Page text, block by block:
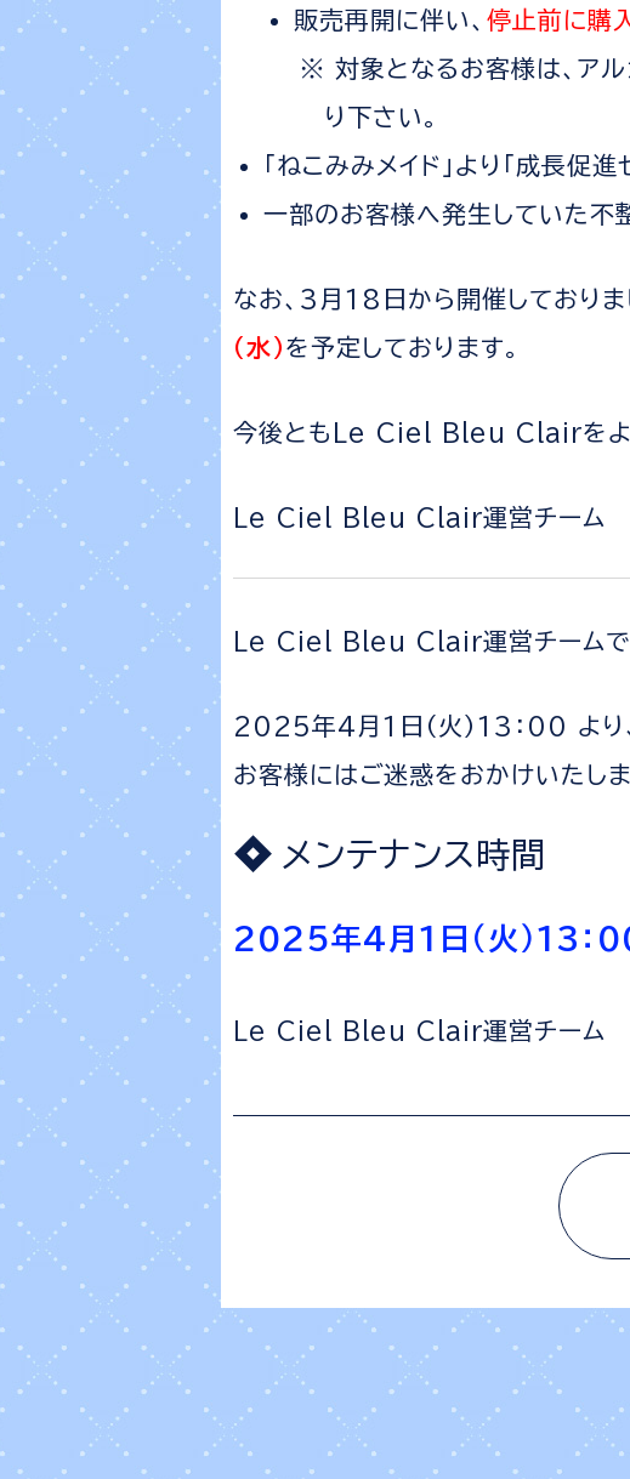
販売再開に伴い、 停止前に購
対象となるお客様は、アル
り下さい。
「ねこみみメイド」より「成長促
一部のお客様へ発生していた不
なお、3月18日から開催しておりま
（水） を予定しております。
今後ともLe Ciel Bleu Clairをよろ
Le Ciel Bleu Clair運営チーム
Le Ciel Bleu Clair運営チームで
2025年4月1日（火）13：00 より
お客様にはご迷惑をおかけいたし
メンテナンス時間
2025年4月1日（火）13：
Le Ciel Bleu Clair運営チーム